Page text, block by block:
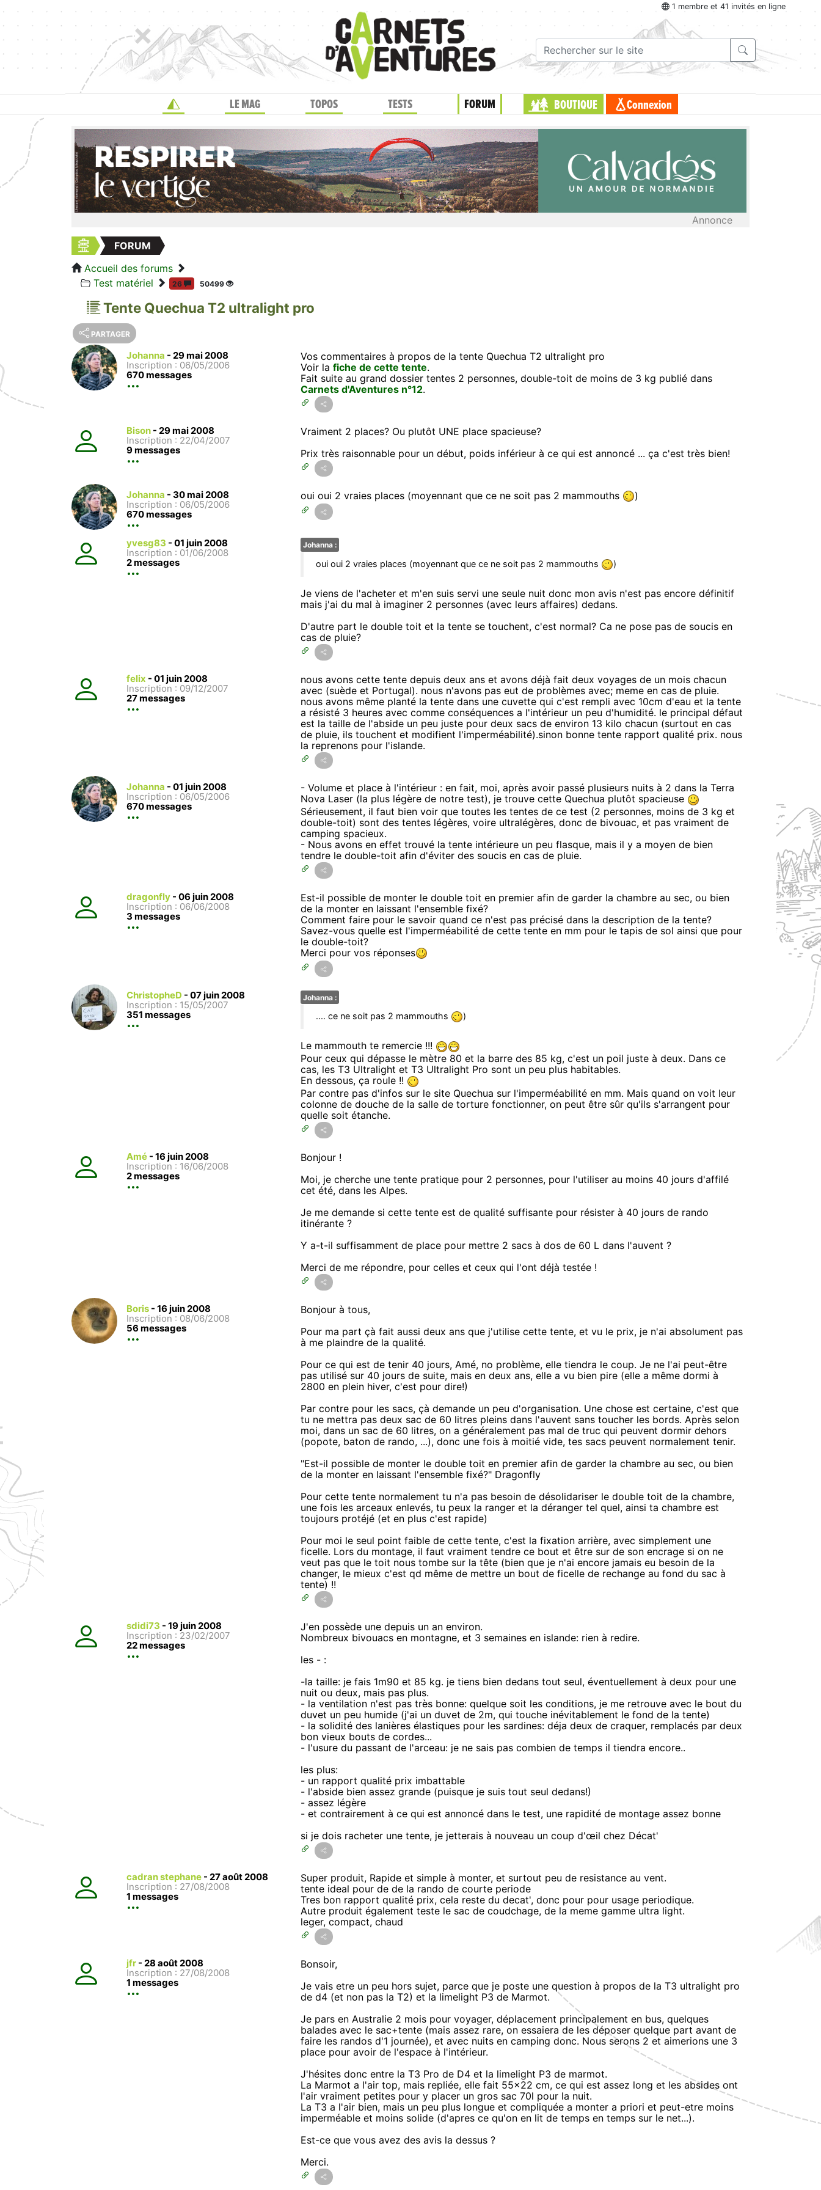
1 membre et 41 invités en ligne
LE MAG TOPOS TESTS FORUM BOUTIQUE Connexion
Annonce
FORUM
Accueil des forums
Test matériel
26 50499
Tente Quechua T2 ultralight pro
PARTAGER
Johanna - 29 mai 2008
Inscription : 06/05/2006
670 messages
Vos commentaires à propos de la tente Quechua T2 ultralight pro
Voir la fiche de cette tente.
Fait suite au grand dossier tentes 2 personnes, double-toit de moins de 3 kg publié dans
Carnets d'Aventures n°12.
Bison - 29 mai 2008
Inscription : 22/04/2007
9 messages
Vraiment 2 places? Ou plutôt UNE place spacieuse?
Prix très raisonnable pour un début, poids inférieur à ce qui est annoncé ... ça c'est très bien!
Johanna - 30 mai 2008
Inscription : 06/05/2006
670 messages
oui oui 2 vraies places (moyennant que ce ne soit pas 2 mammouths )
yvesg83 - 01 juin 2008
Inscription : 01/06/2008
2 messages
Johanna :
oui oui 2 vraies places (moyennant que ce ne soit pas 2 mammouths )
Je viens de l'acheter et m'en suis servi une seule nuit donc mon avis n'est pas encore définitif
mais j'ai du mal à imaginer 2 personnes (avec leurs affaires) dedans.
D'autre part le double toit et la tente se touchent, c'est normal? Ca ne pose pas de soucis en
cas de pluie?
felix - 01 juin 2008
Inscription : 09/12/2007
27 messages
nous avons cette tente depuis deux ans et avons déjà fait deux voyages de un mois chacun
avec (suède et Portugal). nous n'avons pas eut de problèmes avec; meme en cas de pluie.
nous avons même planté la tente dans une cuvette qui c'est rempli avec 10cm d'eau et la tente
a résisté 3 heures avec comme conséquences a l'intérieur un peu d'humidité. le principal défaut
est la taille de l'abside un peu juste pour deux sacs de environ 13 kilo chacun (surtout en cas
de pluie, ils touchent et modifient l'imperméabilité).sinon bonne tente rapport qualité prix. nous
la reprenons pour l'islande.
Johanna - 01 juin 2008
Inscription : 06/05/2006
670 messages
- Volume et place à l'intérieur : en fait, moi, après avoir passé plusieurs nuits à 2 dans la Terra
Nova Laser (la plus légère de notre test), je trouve cette Quechua plutôt spacieuse
Sérieusement, il faut bien voir que toutes les tentes de ce test (2 personnes, moins de 3 kg et
double-toit) sont des tentes légères, voire ultralégères, donc de bivouac, et pas vraiment de
camping spacieux.
- Nous avons en effet trouvé la tente intérieure un peu flasque, mais il y a moyen de bien
tendre le double-toit afin d'éviter des soucis en cas de pluie.
dragonfly - 06 juin 2008
Inscription : 06/06/2008
3 messages
Est-il possible de monter le double toit en premier afin de garder la chambre au sec, ou bien
de la monter en laissant l'ensemble fixé?
Comment faire pour le savoir quand ce n'est pas précisé dans la description de la tente?
Savez-vous quelle est l'imperméabilité de cette tente en mm pour le tapis de sol ainsi que pour
le double-toit?
Merci pour vos réponses
ChristopheD - 07 juin 2008
Inscription : 15/05/2007
351 messages
Johanna :
.... ce ne soit pas 2 mammouths )
Le mammouth te remercie !!!
Pour ceux qui dépasse le mètre 80 et la barre des 85 kg, c'est un poil juste à deux. Dans ce
cas, les T3 Ultralight et T3 Ultralight Pro sont un peu plus habitables.
En dessous, ça roule !!
Par contre pas d'infos sur le site Quechua sur l'imperméabilité en mm. Mais quand on voit leur
colonne de douche de la salle de torture fonctionner, on peut être sûr qu'ils s'arrangent pour
quelle soit étanche.
Amé - 16 juin 2008
Inscription : 16/06/2008
2 messages
Bonjour !
Moi, je cherche une tente pratique pour 2 personnes, pour l'utiliser au moins 40 jours d'affilé
cet été, dans les Alpes.
Je me demande si cette tente est de qualité suffisante pour résister à 40 jours de rando
itinérante ?
Y a-t-il suffisamment de place pour mettre 2 sacs à dos de 60 L dans l'auvent ?
Merci de me répondre, pour celles et ceux qui l'ont déjà testée !
Boris - 16 juin 2008
Inscription : 08/06/2008
56 messages
Bonjour à tous,
Pour ma part çà fait aussi deux ans que j'utilise cette tente, et vu le prix, je n'ai absolument pas
à me plaindre de la qualité.
Pour ce qui est de tenir 40 jours, Amé, no problème, elle tiendra le coup. Je ne l'ai peut-être
pas utilisé sur 40 jours de suite, mais en deux ans, elle a vu bien pire (elle a même dormi à
2800 en plein hiver, c'est pour dire!)
Par contre pour les sacs, çà demande un peu d'organisation. Une chose est certaine, c'est que
tu ne mettra pas deux sac de 60 litres pleins dans l'auvent sans toucher les bords. Après selon
moi, dans un sac de 60 litres, on a généralement pas mal de truc qui peuvent dormir dehors
(popote, baton de rando, ...), donc une fois à moitié vide, tes sacs peuvent normalement tenir.
"Est-il possible de monter le double toit en premier afin de garder la chambre au sec, ou bien
de la monter en laissant l'ensemble fixé?" Dragonfly
Pour cette tente normalement tu n'a pas besoin de désolidariser le double toit de la chambre,
une fois les arceaux enlevés, tu peux la ranger et la déranger tel quel, ainsi ta chambre est
toujours protéjé (et en plus c'est rapide)
Pour moi le seul point faible de cette tente, c'est la fixation arrière, avec simplement une
ficelle. Lors du montage, il faut vraiment tendre ce bout et être sur de son encrage si on ne
veut pas que le toit nous tombe sur la tête (bien que je n'ai encore jamais eu besoin de la
changer, le mieux c'est qd même de mettre un bout de ficelle de rechange au fond du sac à
tente) !!
sdidi73 - 19 juin 2008
Inscription : 23/02/2007
22 messages
J'en possède une depuis un an environ.
Nombreux bivouacs en montagne, et 3 semaines en islande: rien à redire.
les - :
-la taille: je fais 1m90 et 85 kg. je tiens bien dedans tout seul, éventuellement à deux pour une
nuit ou deux, mais pas plus.
- la ventilation n'est pas très bonne: quelque soit les conditions, je me retrouve avec le bout du
duvet un peu humide (j'ai un duvet de 2m, qui touche inévitablement le fond de la tente)
- la solidité des lanières élastiques pour les sardines: déja deux de craquer, remplacés par deux
bon vieux bouts de cordes...
- l'usure du passant de l'arceau: je ne sais pas combien de temps il tiendra encore..
les plus:
- un rapport qualité prix imbattable
- l'abside bien assez grande (puisque je suis tout seul dedans!)
- assez légère
- et contrairement à ce qui est annoncé dans le test, une rapidité de montage assez bonne
si je dois racheter une tente, je jetterais à nouveau un coup d'œil chez Décat'
cadran stephane - 27 août 2008
Inscription : 27/08/2008
1 messages
Super produit, Rapide et simple à monter, et surtout peu de resistance au vent.
tente ideal pour de de la rando de courte periode
Tres bon rapport qualité prix, cela reste du decat', donc pour pour usage periodique.
Autre produit également teste le sac de coudchage, de la meme gamme ultra light.
leger, compact, chaud
jfr - 28 août 2008
Inscription : 27/08/2008
1 messages
Bonsoir,
Je vais etre un peu hors sujet, parce que je poste une question à propos de la T3 ultralight pro
de d4 (et non pas la T2) et la limelight P3 de Marmot.
Je pars en Australie 2 mois pour voyager, déplacement principalement en bus, quelques
balades avec le sac+tente (mais assez rare, on essaiera de les déposer quelque part avant de
faire les randos d'1 journée), et avec nuits en camping donc. Nous serons 2 et aimerions une 3
place pour avoir de l'espace à l'intérieur.
J'hésites donc entre la T3 Pro de D4 et la limelight P3 de marmot.
La Marmot a l'air top, mais repliée, elle fait 55x22 cm, ce qui est assez long et les absides ont
l'air vraiment petites pour y placer un gros sac 70l pour la nuit.
La T3 a l'air bien, mais un peu plus longue et compliquée a monter a priori et peut-etre moins
imperméable et moins solide (d'apres ce qu'on en lit de temps en temps sur le net...).
Est-ce que vous avez des avis la dessus ?
Merci.